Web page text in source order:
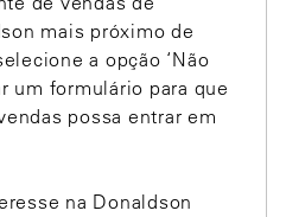
mais próximo de
a opção ‘Não
um formulário para que
possa entrar em
na Donaldson